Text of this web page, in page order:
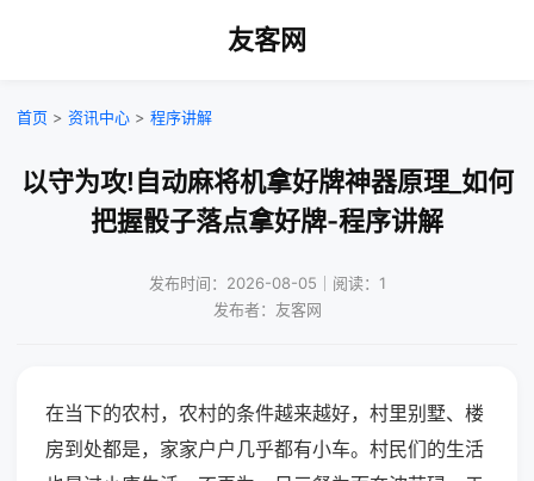
友客网
首页 > 资讯中心 > 程序讲解
以守为攻!自动麻将机拿好牌神器原理_如何
把握骰子落点拿好牌-程序讲解
发布时间：2026-08-05｜阅读：1
发布者：友客网
在当下的农村，农村的条件越来越好，村里别墅、楼
房到处都是，家家户户几乎都有小车。村民们的生活